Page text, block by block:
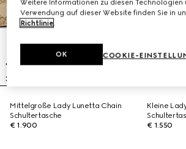
Mittelgroße Lady Lunetta Chain
Schultertasche
€ 1.900
Kleine
€ 1.550
Weitere Informationen zu diesen Technologien
Verwendung auf dieser Website finden Sie in
Richtlinie.
COOKIE-
OK